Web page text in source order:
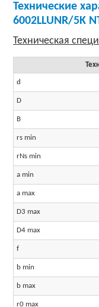
Технические
6002LLUNR/5K
d
D
B
rs min
rNs min
a min
a max
D3 max
D4 max
f
b min
b max
r0 max